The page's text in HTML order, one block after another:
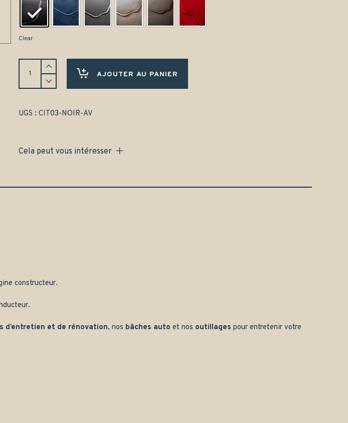
Clear
Tapis
Citroën
1957)
Gamme
AJOUTER AU PANIER
UGS : CIT03-NOIR-AV
Cela peut vous intéresser
constructeur.
d’entretien et de rénovation, nos bâches auto et nos outillages pour entretenir votre